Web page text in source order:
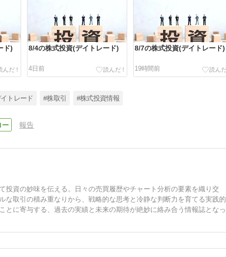
ド) 8/4の株式投資(デイトレード)
4日前
8/7の株式投資(デイトレード)
19時間前
トレード #株取引 #株式投資情報
報告
資の妙味を伝える。日々の売買履歴やチャート分析の要素を織り交
取引の積み重なりから、戦略的な思考と冷静な判断力を育てる実践的
とに寄与する、過去の実績と未来の期待が絶妙に絡み合う情報誌となっ